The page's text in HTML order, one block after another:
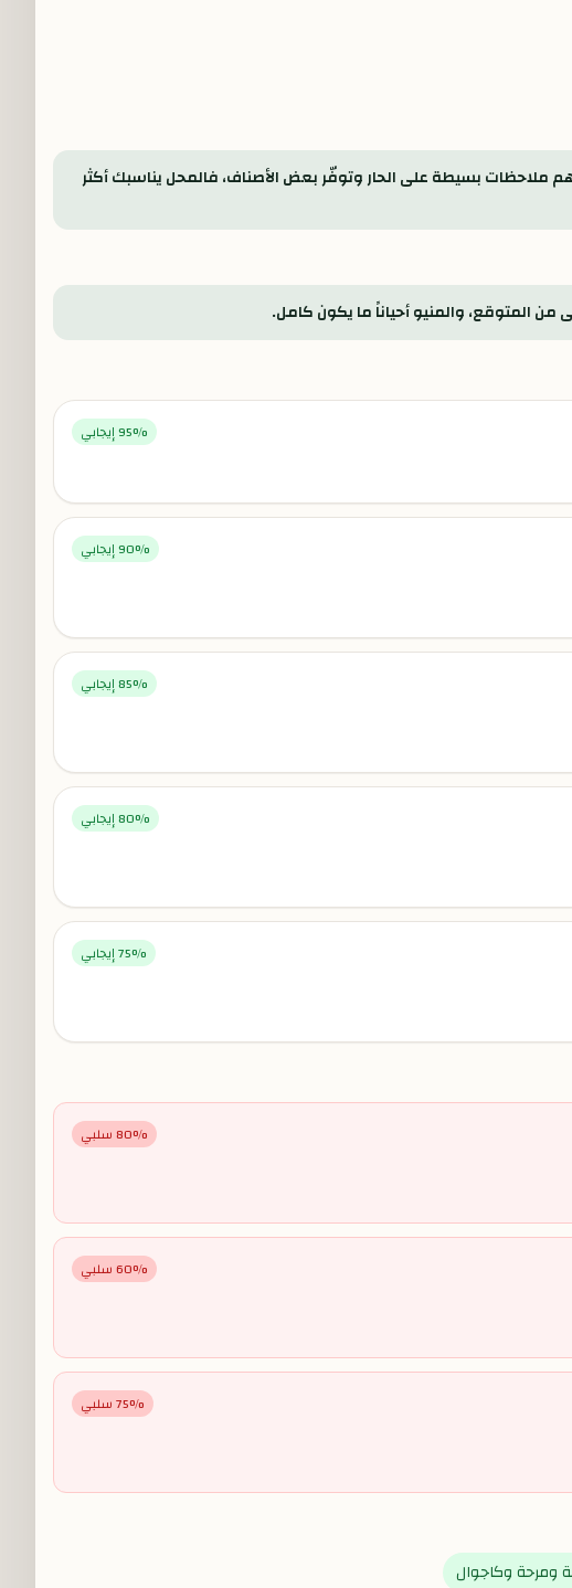
ملاحظات بسيطة على الحار وتوفّر بعض الأصناف، فالمحل يناسبك أكثر
من المتوقع، والمنيو أحياناً ما يكون كامل.
95% إيجابي
90% إيجابي
85% إيجابي
80% إيجابي
75% إيجابي
80% سلبي
60% سلبي
75% سلبي
ومرحة وكاجوال